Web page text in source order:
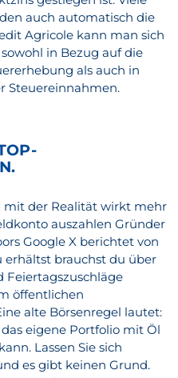
auch automatisch die
Agricole kann man sich
in Bezug auf die
als auch in
Steuereinnahmen.
mit der Realität wirkt mehr
auszahlen Gründer
Google X berichtet von
erhältst brauchst du über
Feiertagszuschläge
öffentlichen
alte Börsenregel lautet:
eigene Portfolio mit Öl
Lassen Sie sich
es gibt keinen Grund.